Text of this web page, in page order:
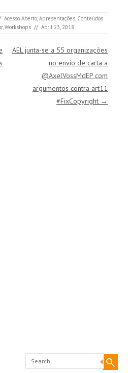
Acesso Aberto,Apresentações, Conteúdos
,Workshops // Abril 23, 2018
AEL junta-se a 55 organizações
no envio de carta a
@AxelVossMdEP com
argumentos contra art11
#FixCopyright →
Search